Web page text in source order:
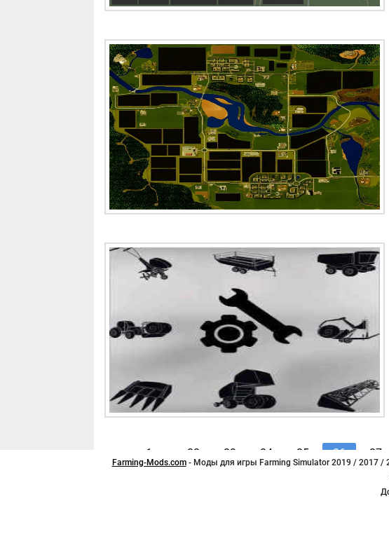
1 22 23 24 25 26 27
Farming-Mods.com- Моды для игры Farming Simulator 2019 / 2017 /